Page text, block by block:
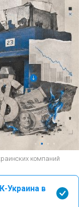
компаний
Украина в